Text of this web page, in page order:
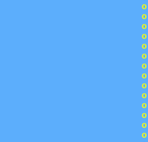
o
o
o
o
o
o
o
o
o
o
o
o
o
o